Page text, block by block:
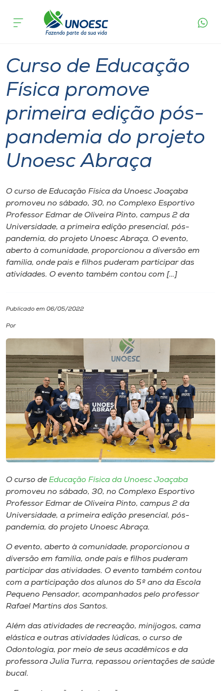
Cursos
Pesquisa
Atendimento ao Estudante
Portal de Ensino
Internacionalização
I.nova
Diplomados
Biblioteca
Editora
Rádio
Museu
Unoesc
Store
o idioma
acontece
Curso de Educação
Física promove
primeira edição pós-
pandemia do projeto
Unoesc Abraça
O curso de Educação Física da Unoesc Joaçaba
promoveu no sábado, 30, no Complexo Esportivo
Professor Edmar de Oliveira Pinto, campus 2 da
Universidade, a primeira edição presencial, pós-
pandemia, do projeto Unoesc Abraça. O evento,
aberto à comunidade, proporcionou a diversão em
família, onde pais e filhos puderam participar das
atividades. O evento também contou com […]
Publicado em 06/05/2022
Por
O curso de Educação Física da Unoesc Joaçaba
promoveu no sábado, 30, no Complexo Esportivo
Professor Edmar de Oliveira Pinto, campus 2 da
Universidade, a primeira edição presencial, pós-
pandemia, do projeto Unoesc Abraça.
O evento, aberto à comunidade, proporcionou a
diversão em família, onde pais e filhos puderam
participar das atividades. O evento também contou
com a participação dos alunos do 5º ano da Escola
Pequeno Pensador, acompanhados pelo professor
Rafael Martins dos Santos.
Além das atividades de recreação, minijogos, cama
elástica e outras atividades lúdicas, o curso de
Odontologia, por meio de seus acadêmicos e da
professora Julia Turra, repassou orientações de saúde
bucal.